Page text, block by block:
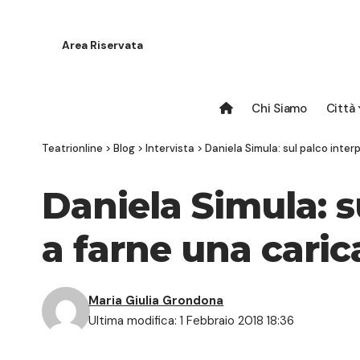
Area Riservata
Chi Siamo Città
Teatrionline > Blog > Intervista > Daniela Simula: sul palco
Daniela Simula:
a farne una
Ultima modifica: 1 Febbraio 2018 18:36
Maria Giulia Grondona